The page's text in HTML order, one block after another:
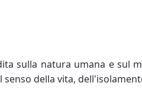
sulla natura umana e
della vita,